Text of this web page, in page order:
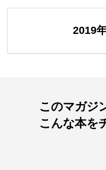
2019
このマガジ
こんな本を